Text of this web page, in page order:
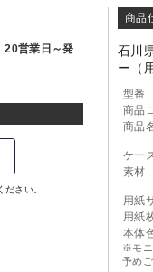
20営業日～発
さい。
商品
石川
ー（
型番
商品
商品
ケー
素材
用紙
用紙
本体
※モニ
予め